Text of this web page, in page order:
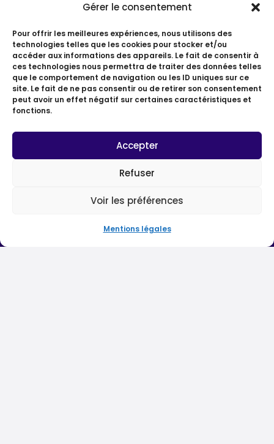
Gérer le consentement
Pour offrir les meilleures expériences, nous utilisons des
technologies telles que les cookies pour stocker et/ou
accéder aux informations des appareils. Le fait de consentir à
ces technologies nous permettra de traiter des données telles
que le comportement de navigation ou les ID uniques sur ce
site. Le fait de ne pas consentir ou de retirer son consentement
peut avoir un effet négatif sur certaines caractéristiques et
fonctions.
Accepter
Refuser
Voir les préférences
Mentions légales